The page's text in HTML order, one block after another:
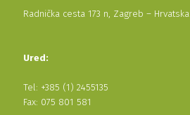
Radnička cesta 173 n, Zagreb – Hrvatska
Ured:
Tel: +385 (1) 2455135
Fax: 075 801 581